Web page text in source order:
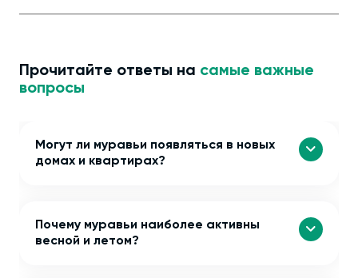
Прочитайте ответы на самые важные
вопросы
Могут ли муравьи появляться в новых
домах и квартирах?
Почему муравьи наиболее активны
весной и летом?